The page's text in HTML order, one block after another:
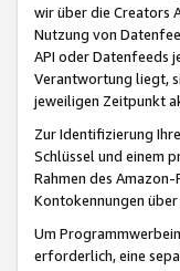
wir über die Creators
Nutzung von
API oder Datenfeeds
Verantwortung liegt,
jeweiligen Zeitpunkt
Zur Identifizierung
Schlüssel und einem
Rahmen des
Kontokennungen
Um
erforderlich, eine